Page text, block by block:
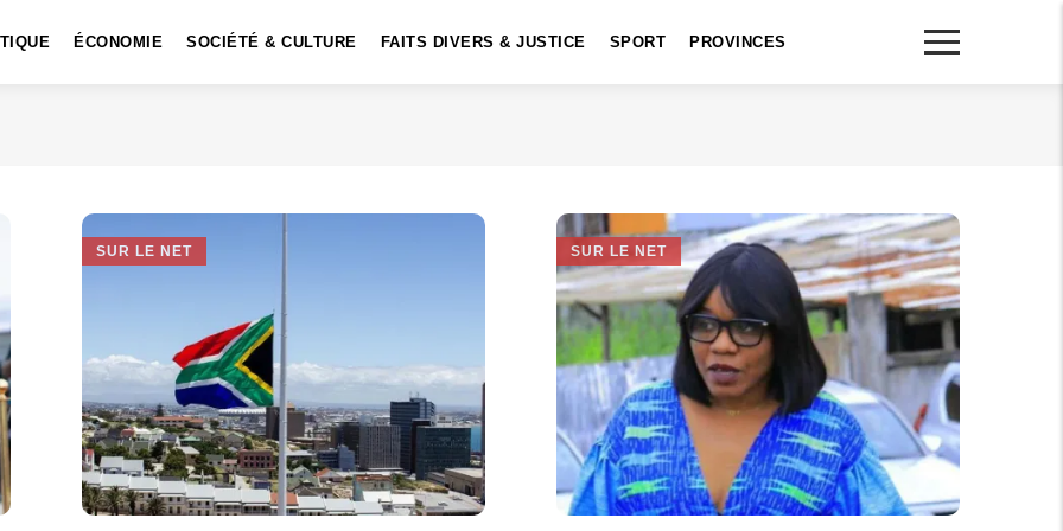
ÉCONOMIE SOCIÉTÉ & CULTURE FAITS DIVERS & JUSTICE SPORT PROVINCES
SUR LE NET SUR LE NET